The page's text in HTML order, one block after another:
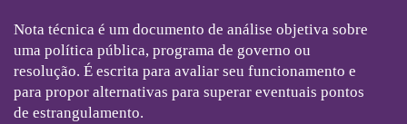
Nota técnica é um documento de análise objetiva sobre
uma política pública, programa de governo ou
resolução. É escrita para avaliar seu funcionamento e
para propor alternativas para superar eventuais pontos
de estrangulamento.